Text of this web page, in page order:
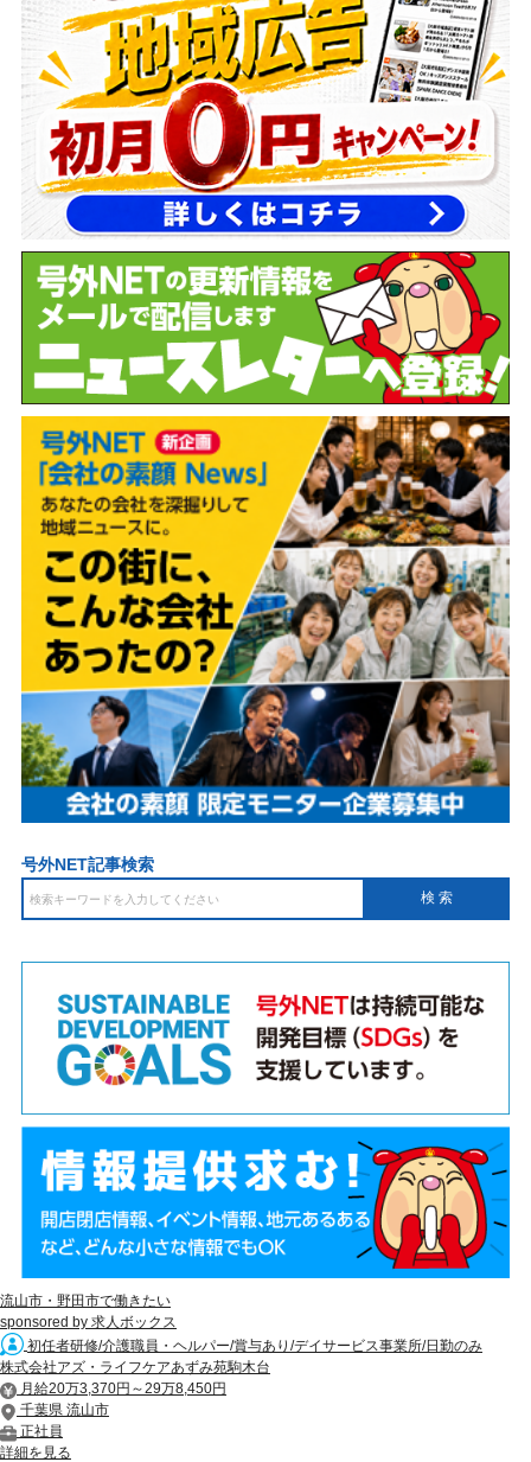
号外NET記事検索
流山市・野田市で働きたい
sponsored by 求人ボックス
初任者研修/介護職員・ヘルパー/賞与あり/デイサービス事業所/日勤のみ
株式会社アズ・ライフケアあずみ苑駒木台
月給20万3,370円～29万8,450円
千葉県 流山市
正社員
詳細を見る